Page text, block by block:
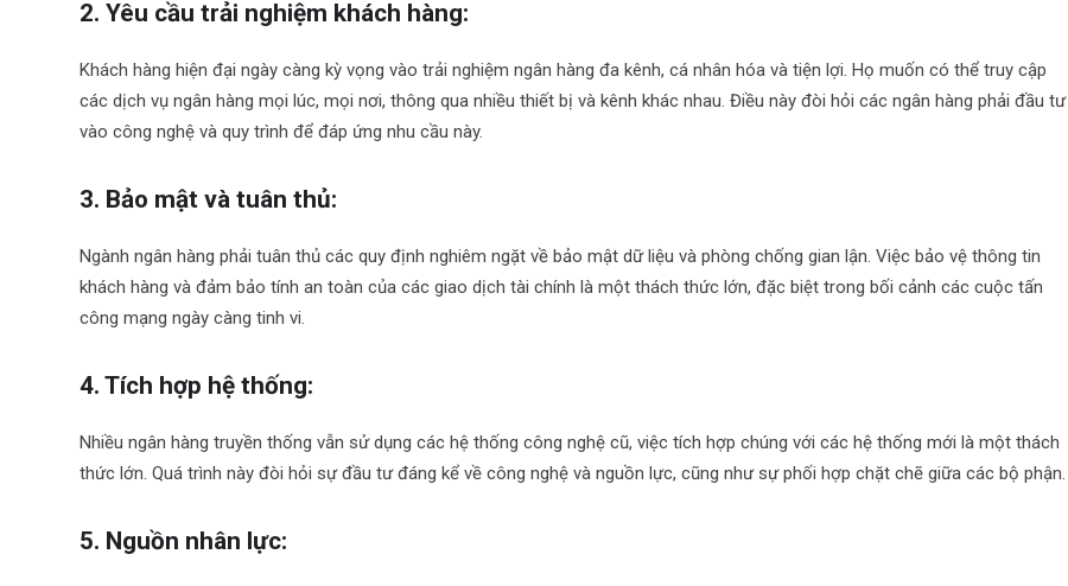
2. Yêu cầu trải nghiệm khách hàng:
Khách hàng hiện đại ngày càng kỳ vọng vào trải nghiệm ngân hàng đa kênh, cá nhân hóa và tiện lợi. Họ muốn có thể truy cập
các dịch vụ ngân hàng mọi lúc, mọi nơi, thông qua nhiều thiết bị và kênh khác nhau. Điều này đòi hỏi các ngân hàng phải đầu tư
vào công nghệ và quy trình để đáp ứng nhu cầu này.
3. Bảo mật và tuân thủ:
Ngành ngân hàng phải tuân thủ các quy định nghiêm ngặt về bảo mật dữ liệu và phòng chống gian lận. Việc bảo vệ thông tin
khách hàng và đảm bảo tính an toàn của các giao dịch tài chính là một thách thức lớn, đặc biệt trong bối cảnh các cuộc tấn
công mạng ngày càng tinh vi.
4. Tích hợp hệ thống:
Nhiều ngân hàng truyền thống vẫn sử dụng các hệ thống công nghệ cũ, việc tích hợp chúng với các hệ thống mới là một thách
thức lớn. Quá trình này đòi hỏi sự đầu tư đáng kể về công nghệ và nguồn lực, cũng như sự phối hợp chặt chẽ giữa các bộ phận.
5. Nguồn nhân lực: